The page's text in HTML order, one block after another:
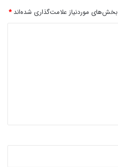
بخش‌های موردنیاز علامت‌گذاری شده‌اند*